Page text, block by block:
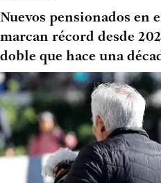
Nuevos pensionados en
marcan récord desde
doble que hace una